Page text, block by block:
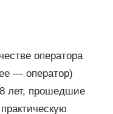
оператора
— оператор)
лет, прошедшие